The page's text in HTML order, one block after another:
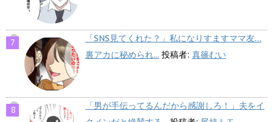
「SNS見てくれた？」私になりすますママ友…
裏アカに秘められ... 投稿者: 真篠むい
「男が手伝ってるんだから感謝しろ！」夫をイ